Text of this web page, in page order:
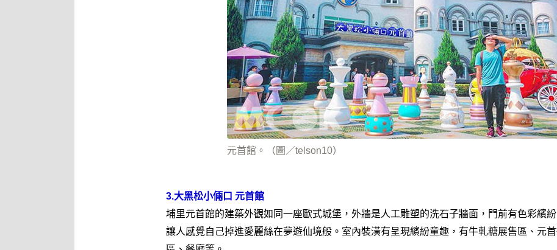
元首館。（圖／telson10）
3.大黑松小倆口 元首館
埔里元首館的建築外觀如同一座歐式城堡，外牆是人工雕塑的洗石子牆面，門前有色彩繽
讓人感覺自己掉進愛麗絲在夢遊仙境般。室內裝潢有呈現繽紛童趣，有牛軋糖展售區、元